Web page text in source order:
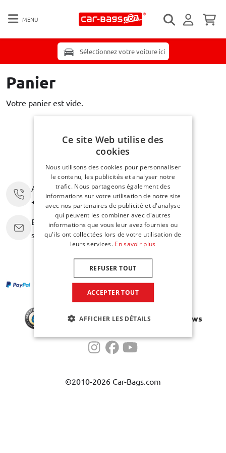
MENU
Sélectionnez votre voiture ici
Panier
Votre panier est vide.
Appelez-nous au
+31 416 660 715
Envoyez un e-mail
support@car-bags.com
TRUSTED
SHOPS 5.0 / 5 2000+ reviews
©2010-2026 Car-Bags.com
Ce site Web utilise des
cookies
Nous utilisons des cookies pour personnaliser
le contenu, les publicités et analyser notre
trafic. Nous partageons également des
informations sur votre utilisation de notre site
avec nos partenaires de publicité et d'analyse
qui peuvent les combiner avec d'autres
informations que vous leur avez fournies ou
qu'ils ont collectées lors de votre utilisation de
leurs services. En savoir plus
ACCEPTER TOUT
REFUSER TOUT
AFFICHER LES DÉTAILS